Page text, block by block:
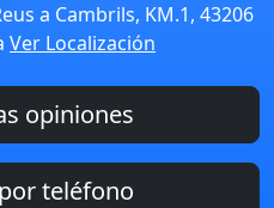
a Cambrils, KM.1, 43206
Ver Localización
opiniones
teléfono